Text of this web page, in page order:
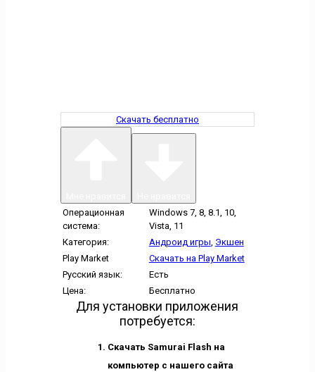
Скачать бесплатно
Операционная
система:
Windows 7, 8, 8.1, 10,
Vista, 11
Категория:
Андроид игры, Экшен
Play Market
Скачать на Play Market
Русский язык:
Есть
Цена:
Бесплатно
Для установки приложения
потребуется:
Скачать Samurai Flash на
компьютер с нашего сайта